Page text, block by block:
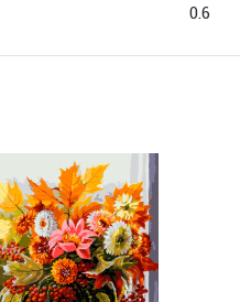
0.6